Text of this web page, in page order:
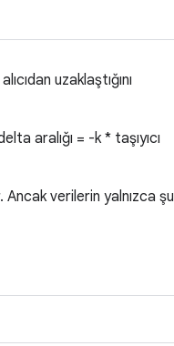
uzaklaştığını
aralığı = -k * taşıyıcı
Ancak verilerin yalnızca şu